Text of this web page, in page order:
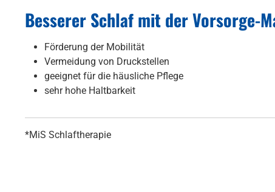
Besserer Schlaf mit der Vorsorge-
Förderung der Mobilität
Vermeidung von Druckstellen
geeignet für die häusliche Pflege
sehr hohe Haltbarkeit
*MiS Schlaftherapie